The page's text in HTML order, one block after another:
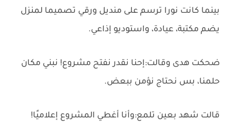
بينما كانت نورا ترسم على منديل ورقي تصميما لمنزل
يضم مكتبة، عيادة، واستوديو إذاعي.
ضحكت هدى وقالت:إحنا نقدر نفتح مشروع! نبني مكان
حلمنا، بس نحتاج نؤمن ببعض.
قالت شهد بعين تلمع:وأنا أغطي المشروع إعلاميًا!